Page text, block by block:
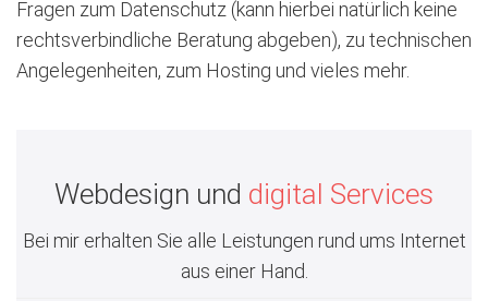
Fragen zum Datenschutz (kann hierbei natürlich keine
rechtsverbindliche Beratung abgeben), zu technischen
Angelegenheiten, zum Hosting und vieles mehr.
Webdesign und digital Services
Bei mir erhalten Sie alle Leistungen rund ums Internet
aus einer Hand.